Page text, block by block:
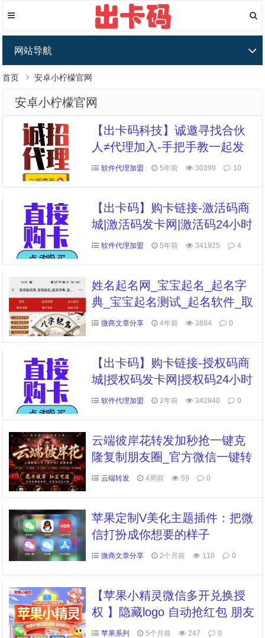
网站导航
首页 安卓小柠檬官网
安卓小柠檬官网
【出卡码科技】诚邀寻找合伙
人≠代理加入-手把手教一起发
展软件代理加盟 5年前 30399 10
【出卡码】购卡链接-激活码商
城|激活码发卡网|激活码24小时
自助发卡|点击进入
软件代理加盟 5年前 341925 4
姓名起名网_宝宝起名_起名字
典_宝宝起名测试_起名软件_取
名网_起名网
微商文章分享 4年前 3884 0
【出卡码】购卡链接-授权码商
城|授权码发卡网|授权码24小时
自助发卡|点击进入
软件代理加盟 2年前 342840 0
云端彼岸花转发加秒抢一键克
隆复制朋友圈_官方微信一键转
发云端转发 4周前 59 0
苹果定制V美化主题插件：把微
信打扮成你想要的样子
微商文章分享 2个月前 110 0
【苹果小精灵微信多开兑换授
权 】隐藏logo 自动抢红包 朋友
圈转发 授权码微信多开多开
苹果系列 5个月前 247 0